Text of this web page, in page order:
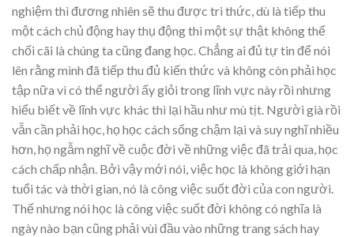
nghiệm thì đương nhiên sẽ thu được tri thức, dù là tiếp thu
một cách chủ động hay thụ động thì một sự thật không thể
chối cãi là chúng ta cũng đang học. Chẳng ai đủ tự tin để nói
lên rằng mình đã tiếp thu đủ kiến thức và không còn phải học
tập nữa vì có thể người ấy giỏi trong lĩnh vực này rồi nhưng
hiểu biết về lĩnh vực khác thì lại hầu như mù tịt. Người già rồi
vẫn cần phải học, họ học cách sống chậm lại và suy nghĩ nhiều
hơn, họ ngẫm nghĩ về cuộc đời về những việc đã trải qua, học
cách chấp nhận. Bởi vậy mới nói, việc học là không giới hạn
tuổi tác và thời gian, nó là công việc suốt đời của con người.
Thế nhưng nói học là công việc suốt đời không có nghĩa là
ngày nào bạn cũng phải vùi đầu vào những trang sách hay